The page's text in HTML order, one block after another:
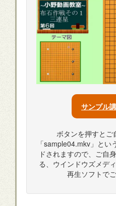
サンプル
ボタンを押すとご
「sample04.mkv」と
ドされますので、ご自
る、ウインドウズメデ
再生ソフトで